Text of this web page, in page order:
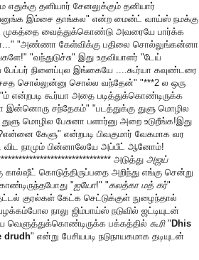
எதுக்கு தனியார் சேனலுக்கும் தனியார்
இம்சை தாங்கல" என்ற மைன்ட் வாய்ஸ் நமக்கு
முகத்தை வைத்துக்கொண்டு அவரையே பார்க்க
"அண்ணா கேள்விக்கு பதிலை சொல்லுங்கன்னா
"வந்துடுச்சு" இது உதவியாளர் "டேய்
பேப்பர் நினைப்புல இங்கையே ....கூர்யா கவுண்டரை
சொல்லுன்னு சொல்ல வந்தேன்" "***2 ல ஒரு
என்றபடி கூர்யா அதை படித்துக்கொண்டிருக்க
சந்தேகம்" "படத்துக்கு துளு மொழில
மொழில பேசுனா பளார்னு அறை உடுறீங்க!இது
கேளு" என்றபடி பிவகுமார் வேகமாக வர
நாமும் பின்னாலேயே அப்பீட் ஆனோம்!
அடுத்து அஜய்
கால்ஷீட் கொடுத்திருப்பதை அறிந்து எங்கு சென்று
"ஐயோ!" "கலத்கா மத் கர்"
குரல்கள் கேட்க செட்டுக்குள் நுழைந்தால்
நாலு ஜிம்பாய்ஸ் நடுவில் ஜட்டியுடன்
வெளுத்துக்கொண்டிருக்க பக்கத்தில் கூரி" Dhis
drudh" என்று பேசியபடி நடுநாயகமாக தடியுடன்